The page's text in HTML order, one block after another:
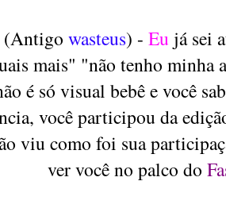
(Antigo wasteus) - Eu já sei
mais" "não tenho minha
é só visual bebê e você
você participou da
viu como foi sua
ver você no palco do